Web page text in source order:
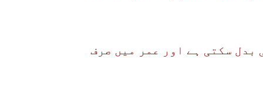
بدل سکتی ہے اور عمر میں صرف